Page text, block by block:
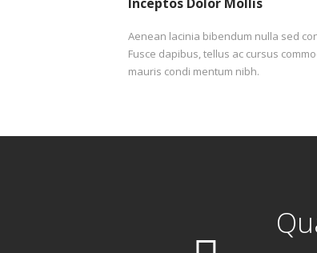
Aenean lacinia bibendum nulla sed
Fusce dapibus, tellus ac cursus
mauris condi mentum nibh.